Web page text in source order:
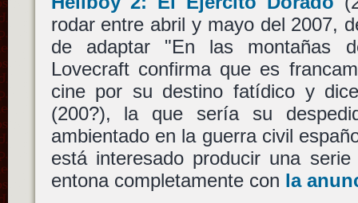
rodar entre abril y mayo del 2007,
de adaptar "En las montañas
Lovecraft confirma que es
cine por su destino fatídico y
(200?), la que sería su
ambientado en la guerra civil
está interesado producir una
entona completamente con la